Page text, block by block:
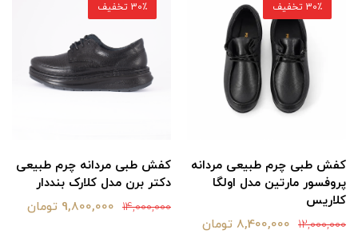
کفش طبی چرم طبیعی مردانه
پروفسور مارتین مدل اولگا
کلاریس
12,000,000 8,400,000 تومان
30٪ تخفیف
کفش طبی مردانه چرم طبیعی
دکتر برن مدل کلارک بنددار
14,000,000 9,800,000 تومان
30٪ تخفیف